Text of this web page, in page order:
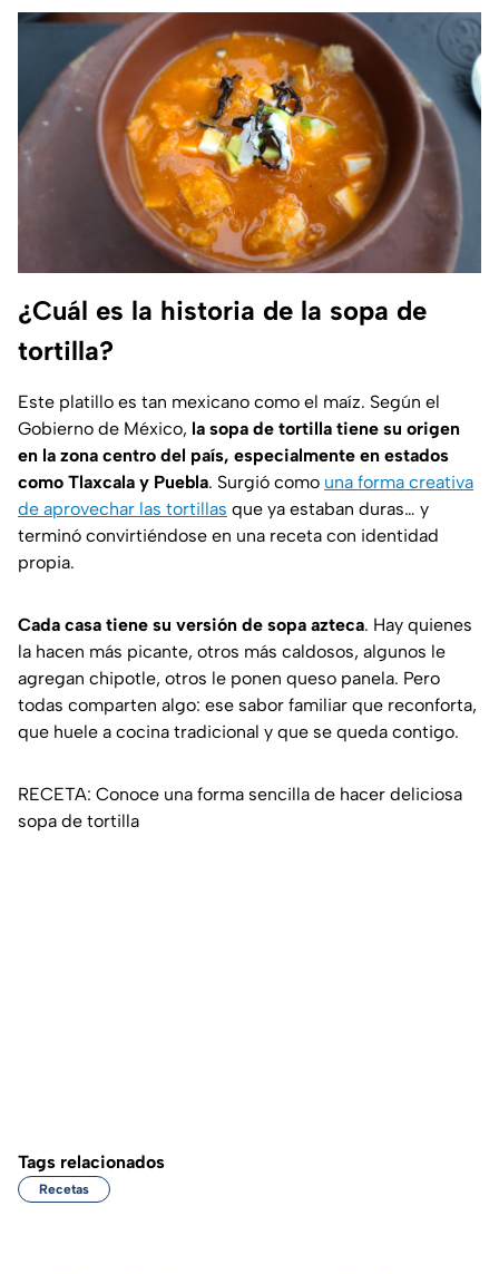
¿Cuál es la historia de la sopa de
tortilla?
Este platillo es tan mexicano como el maíz. Según el
Gobierno de México, la sopa de tortilla tiene su origen
en la zona centro del país, especialmente en estados
como Tlaxcala y Puebla. Surgió como una forma creativa
de aprovechar las tortillas que ya estaban duras… y
terminó convirtiéndose en una receta con identidad
propia.
Cada casa tiene su versión de sopa azteca. Hay quienes
la hacen más picante, otros más caldosos, algunos le
agregan chipotle, otros le ponen queso panela. Pero
todas comparten algo: ese sabor familiar que reconforta,
que huele a cocina tradicional y que se queda contigo.
RECETA: Conoce una forma sencilla de hacer deliciosa
sopa de tortilla
Tags relacionados
Recetas